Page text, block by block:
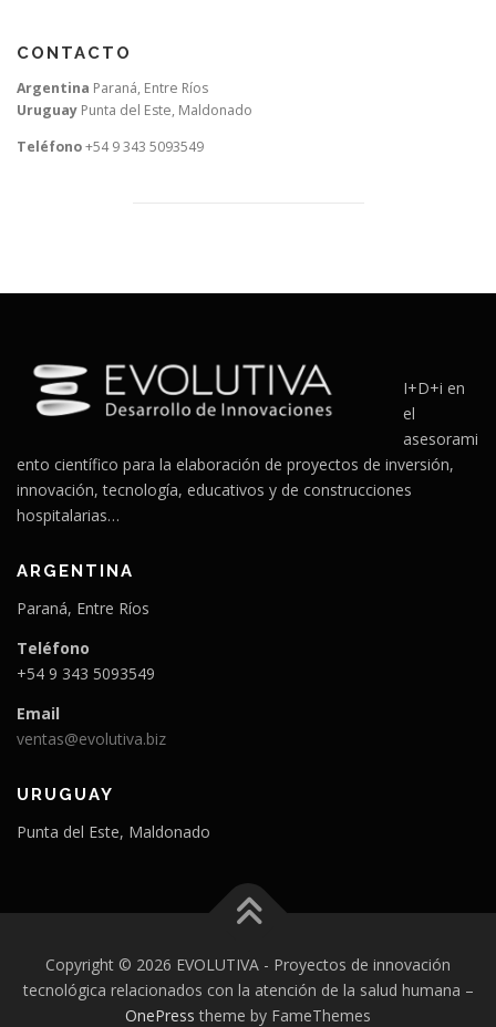
CONTACTO
Argentina Paraná, Entre Ríos
Uruguay Punta del Este, Maldonado
Teléfono+54 9 343 5093549
I+D+i en
el
asesorami
ento científico para la elaboración de proyectos de inversión,
innovación, tecnología, educativos y de construcciones
hospitalarias…
ARGENTINA
Paraná, Entre Ríos
Teléfono
+54 9 343 5093549
Email
ventas@evolutiva.biz
URUGUAY
Punta del Este, Maldonado
Copyright © 2026 EVOLUTIVA - Proyectos de innovación
tecnológica relacionados con la atención de la salud humana –
OnePress theme by FameThemes